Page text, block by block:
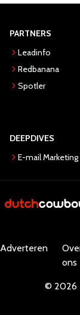
PARTNERS
Leadinfo
Redbanana
Spotler
DEEPDIVES
E-mail Marketing
Adverteren
ons
© 2026